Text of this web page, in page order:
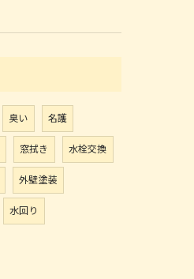
臭い 名護
窓拭き 水栓交換
外壁塗装
水回り